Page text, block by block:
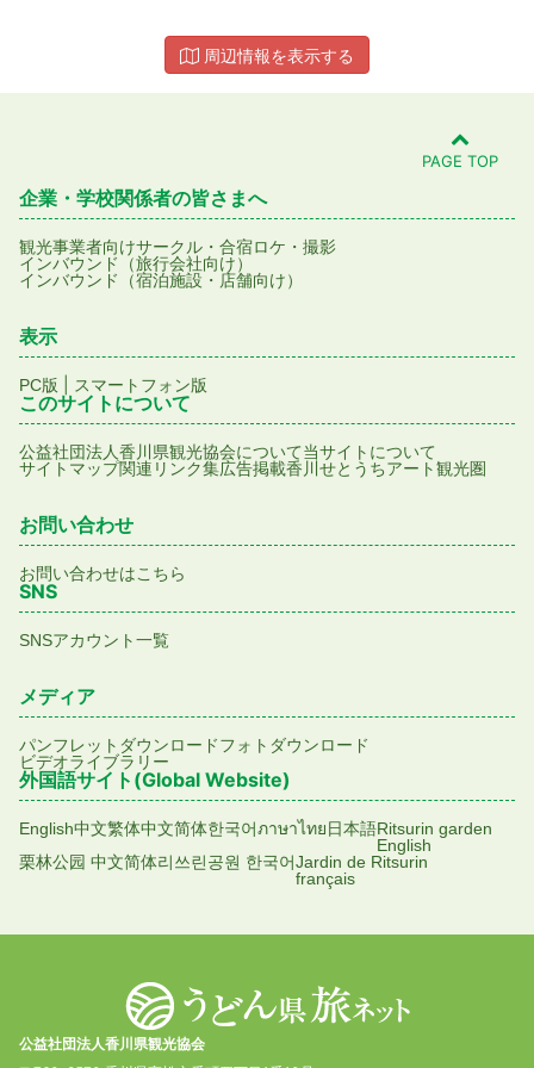
周辺情報を表示する
PAGE TOP
企業・学校関係者の皆さまへ
観光事業者向けサークル・合宿ロケ・撮影
インバウンド（旅行会社向け）
インバウンド（宿泊施設・店舗向け）
表示
PC版 スマートフォン版
このサイトについて
公益社団法人香川県観光協会について当サイトについて
サイトマップ関連リンク集広告掲載香川せとうちアート観光圏
お問い合わせ
お問い合わせはこちら
SNS
SNSアカウント一覧
メディア
パンフレットダウンロードフォトダウンロード
ビデオライブラリー
外国語サイト(Global Website)
English中文繁体中文简体한국어ภาษาไทย日本語Ritsurin garden
English
栗林公园 中文简体리쓰린공원 한국어Jardin de Ritsurin
français
公益社団法人香川県観光協会